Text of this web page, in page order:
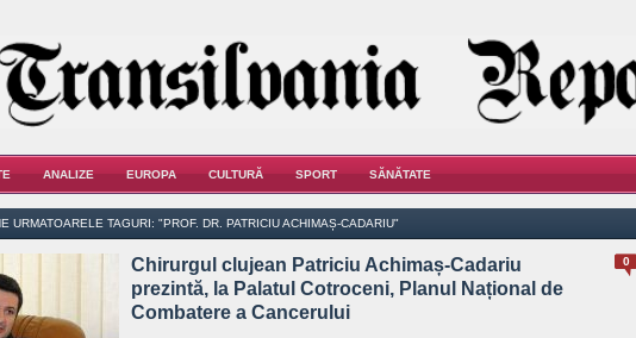
ANALIZE EUROPA CULTURĂ SPORT SĂNĂTATE
URMATOARELE TAGURI: "PROF. DR. PATRICIU ACHIMAȘ-CADARIU"
0
Chirurgul clujean Patriciu Achimaș-Cadariu
prezintă, la Palatul Cotroceni, Planul Național de
Combatere a Cancerului